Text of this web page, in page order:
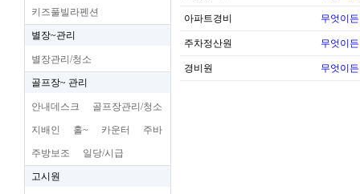
키즈풀빌라펜션
별장~관리
별장관리/청소
골프장~ 관리
안내데스크 골프장관리/청소
지배인 홀~ 카운터 주바
주방보조 일당/시급
고시원
아파트경비 무엇이
주차정산원 무엇이
경비원 무엇이